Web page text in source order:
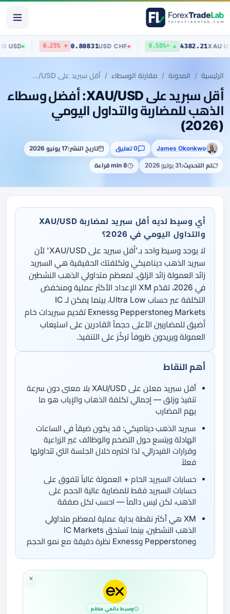
▲ +0.58%
USD/CHF
0.80831
▼ 0.25%
AUD/USD
0.70631
الرئيسية المدونة مقارنة الوسطاء أقل سبريد على XAU/USD: أفضل وسطاء الذهب للمضاربة والتداول اليومي (2026)
أقل سبريد على XAU/USD: أفضل وسطاء
الذهب للمضاربة والتداول اليومي
(2026)
James Okonkwo 0 تعليق تاريخ النشر:17 يونيو 2026
تم التحديث:31 يوليو 2026 8 min قراءة
أي وسيط لديه أقل سبريد لمضاربة XAU/USD
والتداول اليومي في 2026؟
لا يوجد وسيط واحد بـ'أقل سبريد على XAU/USD' لأن
سبريد الذهب ديناميكي وتكلفتك الحقيقية هي السبريد
زائد العمولة زائد الزلق. لمعظم متداولي الذهب النشطين
في 2026، تقدّم XM الإعداد الأكثر عملية ومنخفض
التكلفة عبر حساب Ultra Low، بينما يمكن لـ IC
Markets وPepperstone وExness تقديم سبريدات خام
أضيق للمضاربين الأعلى حجماً القادرين على استيعاب
العمولة ويريدون ظروفاً تركّز على التنفيذ.
أهم النقاط
أقل سبريد معلن على XAU/USD بلا معنى دون سرعة
تنفيذ وزلق — إجمالي تكلفة الذهاب والإياب هو ما
يهم المضارب
سبريد الذهب ديناميكي: قد يكون ضيقاً في الساعات
الهادئة ويتسع حول التضخم والوظائف غير الزراعية
وقرارات الفيدرالي، لذا اختبره خلال الجلسة التي تتداولها
فعلاً
حسابات السبريد الخام + العمولة غالباً تتفوق على
حسابات السبريد فقط للمضاربة عالية الحجم على
الذهب، لكن ليس دائماً — احسب لكل صفقة
XM هي أكثر نقطة بداية عملية لمعظم متداولي
الذهب النشطين، بينما تستحق IC Markets
وPepperstone وExness نظرة دقيقة مع نمو الحجم
وسيط عالمي منظم